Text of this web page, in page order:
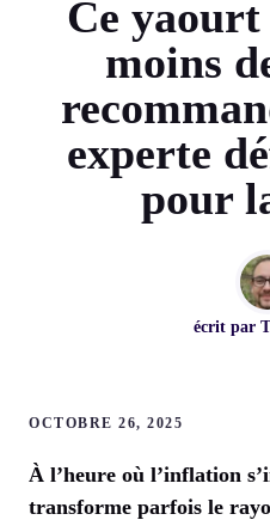
Ce
moins
experte
pour
écrit par
OCTOBRE 26, 2025
À l’heure où l’inflation
transforme parfois le